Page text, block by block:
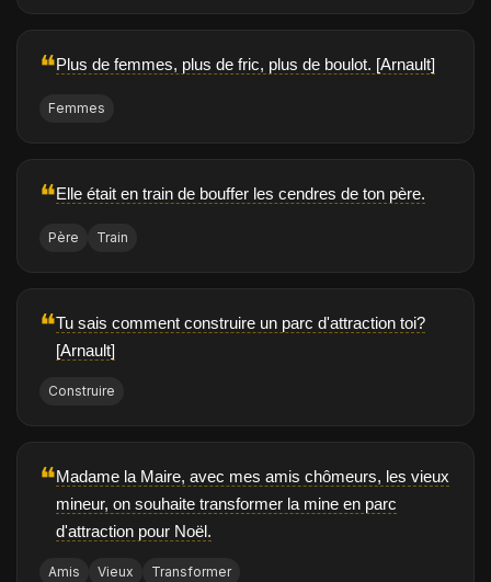
❝Plus de femmes, plus de fric, plus de boulot. [Arnault]
Femmes
❝Elle était en train de bouffer les cendres de ton père.
Père Train
❝Tu sais comment construire un parc d'attraction toi?
[Arnault]
Construire
❝Madame la Maire, avec mes amis chômeurs, les vieux
mineur, on souhaite transformer la mine en parc
d'attraction pour Noël.
Amis Vieux Transformer